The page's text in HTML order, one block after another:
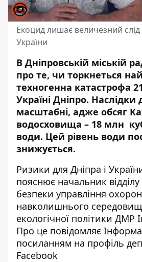
Екоцид лишає величезний слід
України
В Дніпровській міській
про те, чи торкнеться
техногенна катастрофа
Україні Дніпро. Наслідки
масштабні, адже обсяг
водосховища – 18 млн
води. Цей рівень води
знижується.
Ризики для Дніпра і
пояснює начальник відділу
безпеки управління
навколишнього
екологічної політики ДМР
Про це повідомляє
посиланням на профіль
Facebook